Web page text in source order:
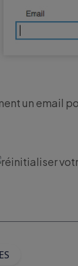
un email